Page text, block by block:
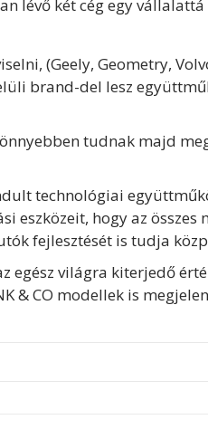
lévő két cég egy
(Geely, Geometry,
brand-del lesz
tudnak majd
technológiai
eszközeit, hogy az
fejlesztését is tudja
egész világra kiterjedő
& CO modellek is